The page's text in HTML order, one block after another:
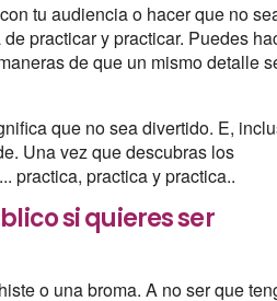
tu audiencia o hacer que no
practicar y practicar. Puedes
de que un mismo detalle
que no sea divertido. E,
Una vez que descubras los
practica, practica y practica..
si quieres ser
o una broma. A no ser que